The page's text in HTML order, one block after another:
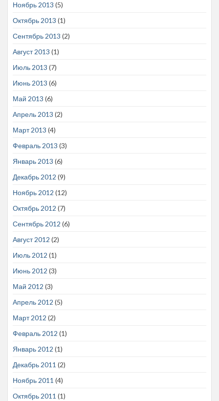
Ноябрь 2013 (5)
Октябрь 2013 (1)
Сентябрь 2013 (2)
Август 2013 (1)
Июль 2013 (7)
Июнь 2013 (6)
Май 2013 (6)
Апрель 2013 (2)
Март 2013 (4)
Февраль 2013 (3)
Январь 2013 (6)
Декабрь 2012 (9)
Ноябрь 2012 (12)
Октябрь 2012 (7)
Сентябрь 2012 (6)
Август 2012 (2)
Июль 2012 (1)
Июнь 2012 (3)
Май 2012 (3)
Апрель 2012 (5)
Март 2012 (2)
Февраль 2012 (1)
Январь 2012 (1)
Декабрь 2011 (2)
Ноябрь 2011 (4)
Октябрь 2011 (1)